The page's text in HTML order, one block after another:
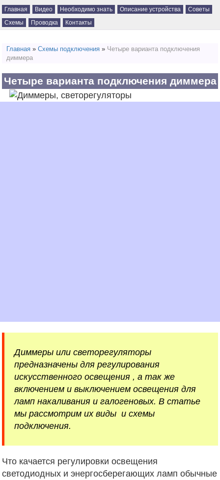
Главная Видео Необходимо знать Описание устройства
Советы
Схемы
Проводка Контакты
Главная »Схемы подключения » Четыре варианта подключения
диммера
Четыре варианта подключения диммера
Диммеры или светорегуляторы
предназначены для регулирования
искусственного освещения , а так же
включением и выключением освещения для
ламп накаливания и галогеновых. В статье
мы рассмотрим их виды и схемы
подключения.
Что качается регулировки освещения
светодиодных и энергосберегающих ламп обычные